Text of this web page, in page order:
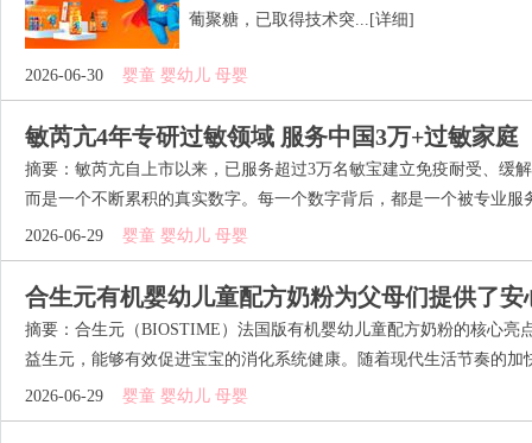
葡聚糖，已取得技术突... [详细]
2026-06-30 婴童 婴幼儿 母婴
敏芮亢4年专研过敏领域 服务中国3万+过敏家庭
摘要：敏芮亢自上市以来，已服务超过3万名敏宝建立免疫耐受、缓
而是一个不断累积的真实数字。每一个数字背后，都是一个被专业服
2026-06-29 婴童 婴幼儿 母婴
合生元有机婴幼儿童配方奶粉为父母们提供了安
摘要：合生元（BIOSTIME）法国版有机婴幼儿童配方奶粉的核心亮
益生元，能够有效促进宝宝的消化系统健康。随着现代生活节奏的加
2026-06-29 婴童 婴幼儿 母婴